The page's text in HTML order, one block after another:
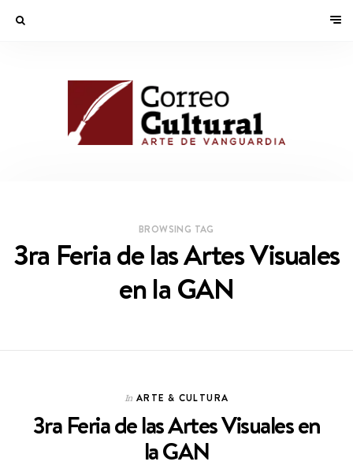
BROWSING TAG
3ra Feria de las Artes Visuales
en la GAN
In ARTE & CULTURA
3ra Feria de las Artes Visuales en
la GAN